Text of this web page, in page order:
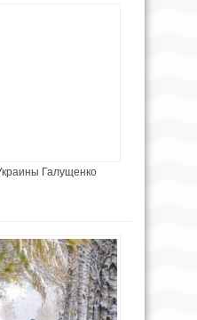
Галущенко